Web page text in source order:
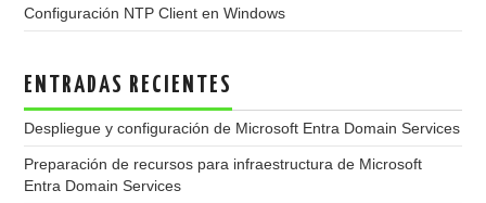
Configuración NTP Client en Windows
ENTRADAS RECIENTES
Despliegue y configuración de Microsoft Entra Domain Services
Preparación de recursos para infraestructura de Microsoft
Entra Domain Services